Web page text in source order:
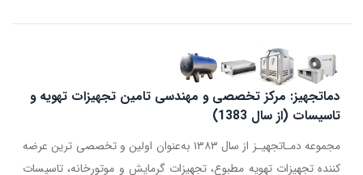
دماتجهیز: مرکز تخصصی و مهندسی تامین تجهیزات تهویه و
تاسیسات (از سال 1383)
مجموعه دمـاتجهیـز از سال ۱۳۸۳ به‌عنوان اولین و تخصصی ترین عرضه
کننده تجهیزات تهویه مطبوع، تجهیزات گرمایش و موتورخانه، تاسیسات